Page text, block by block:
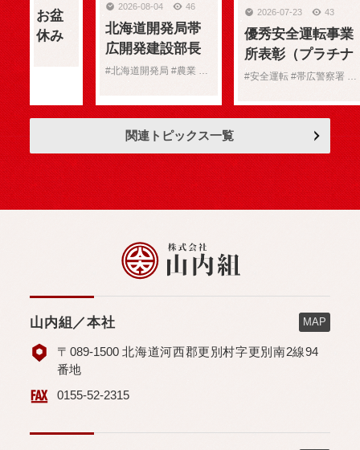
お盆
休み
2026-08-04 46
北海道開発局帯
広開発建設部長
表彰（農業部
2026-07-23 43
優秀安全運転事業
所表彰（プラチナ
賞）受賞
#安全運転 #帯広警察署 #表彰
関連トピックス一覧
MAP
山内組／本社
〒089-1500 北海道河西郡更別村字更別南2線94
番地
0155-52-2315